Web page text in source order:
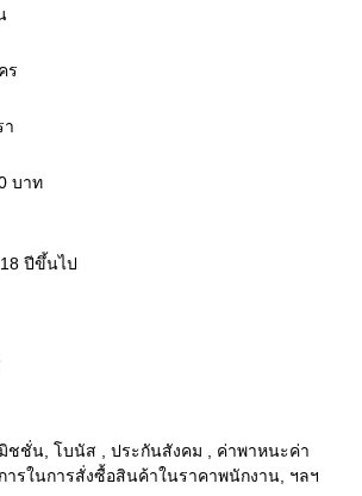
ร
า
บาท
ปีขึ้นไป
ชชั่น, โบนัส , ประกันสังคม , ค่าพาหนะค่า
ารในการสั่งซื้อสินค้าในราคาพนักงาน, ฯลฯ